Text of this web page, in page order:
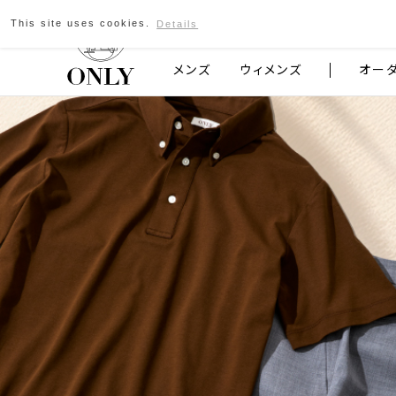
京都発のスーツブランド ONLY
メンズ ウィメンズ オー
This site uses cookies. Details